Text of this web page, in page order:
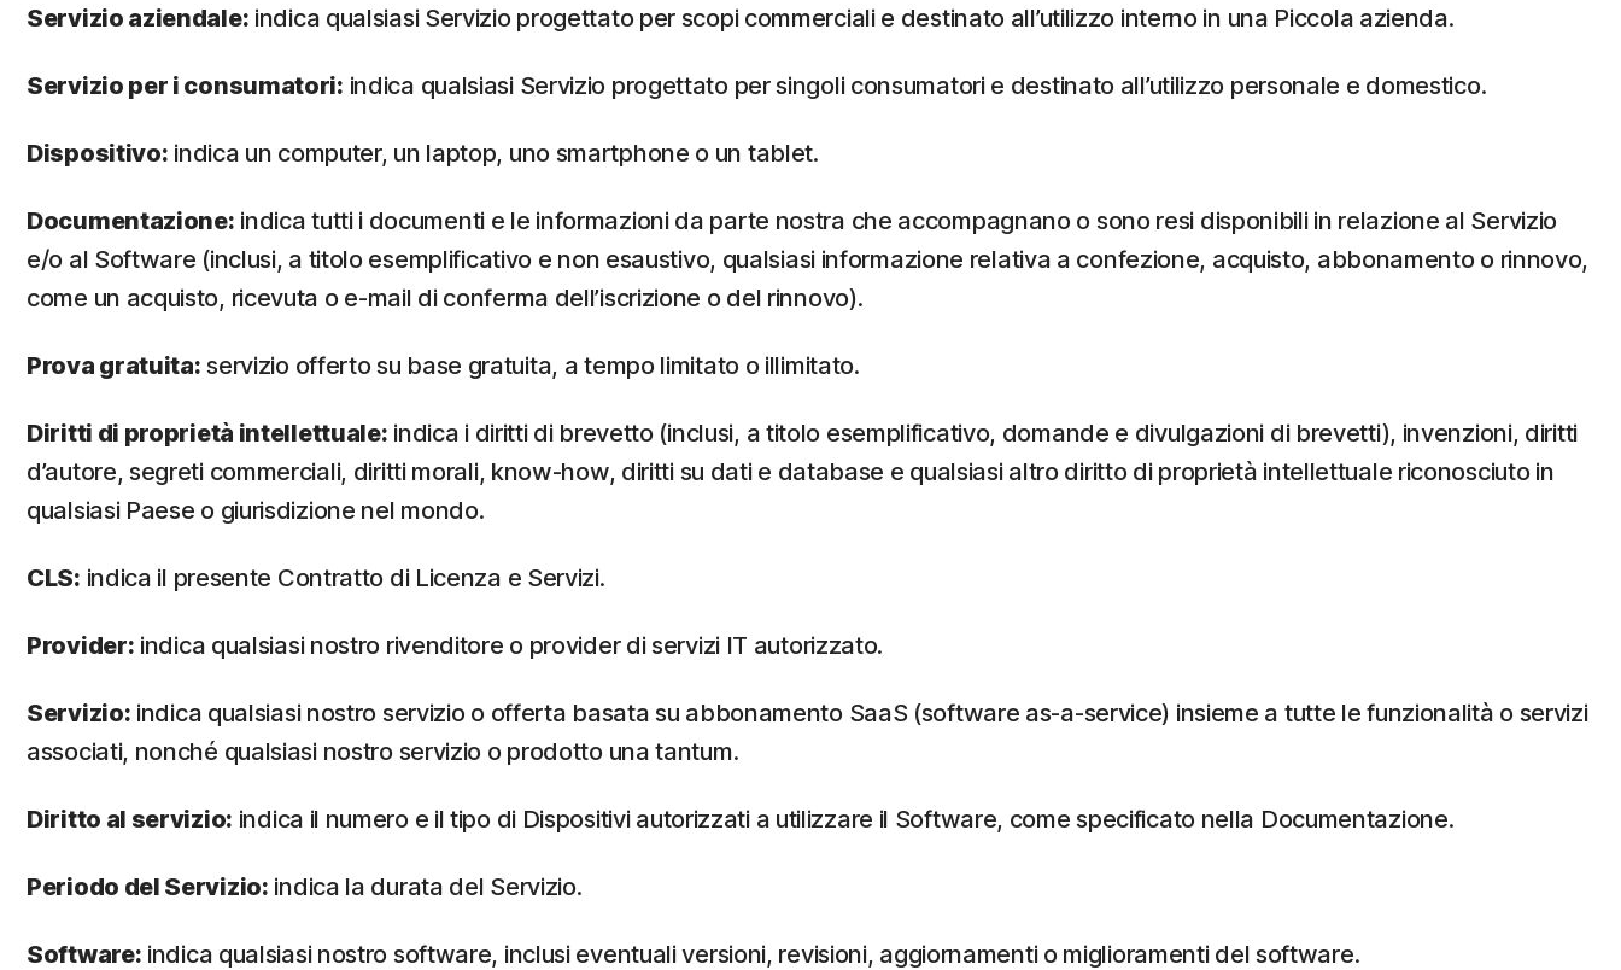
Servizio aziendale: indica qualsiasi Servizio progettato per scopi commerciali e destinato all’utilizzo interno in una Piccola azienda.
Servizio per i consumatori: indica qualsiasi Servizio progettato per singoli consumatori e destinato all’utilizzo personale e domestico.
Dispositivo: indica un computer, un laptop, uno smartphone o un tablet.
Documentazione: indica tutti i documenti e le informazioni da parte nostra che accompagnano o sono resi disponibili in relazione al Servizio
e/o al Software (inclusi, a titolo esemplificativo e non esaustivo, qualsiasi informazione relativa a confezione, acquisto, abbonamento o rinnovo,
come un acquisto, ricevuta o e-mail di conferma dell’iscrizione o del rinnovo).
Prova gratuita: servizio offerto su base gratuita, a tempo limitato o illimitato.
Diritti di proprietà intellettuale: indica i diritti di brevetto (inclusi, a titolo esemplificativo, domande e divulgazioni di brevetti), invenzioni, diritti
d’autore, segreti commerciali, diritti morali, know-how, diritti su dati e database e qualsiasi altro diritto di proprietà intellettuale riconosciuto in
qualsiasi Paese o giurisdizione nel mondo.
CLS: indica il presente Contratto di Licenza e Servizi.
Provider: indica qualsiasi nostro rivenditore o provider di servizi IT autorizzato.
Servizio: indica qualsiasi nostro servizio o offerta basata su abbonamento SaaS (software as-a-service) insieme a tutte le funzionalità o servizi
associati, nonché qualsiasi nostro servizio o prodotto una tantum.
Diritto al servizio: indica il numero e il tipo di Dispositivi autorizzati a utilizzare il Software, come specificato nella Documentazione.
Periodo del Servizio: indica la durata del Servizio.
Software: indica qualsiasi nostro software, inclusi eventuali versioni, revisioni, aggiornamenti o miglioramenti del software.